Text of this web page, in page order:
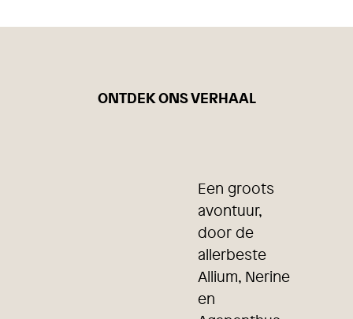
ONTDEK ONS VERHAAL
Een groots
avontuur,
door de
allerbeste
Allium, Nerine
en